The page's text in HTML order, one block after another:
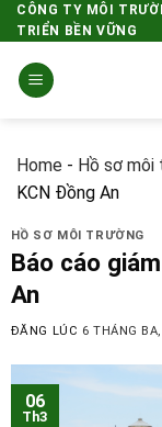
Skip
to
content
CÔNG TY MÔI
TRIỂN BỀN VỮNG
Home - Hồ sơ môi
KCN Đồng An
HỒ SƠ MÔI TRƯỜNG
Báo cáo
An
ĐĂNG LÚC 6 THÁNG
06
Th3